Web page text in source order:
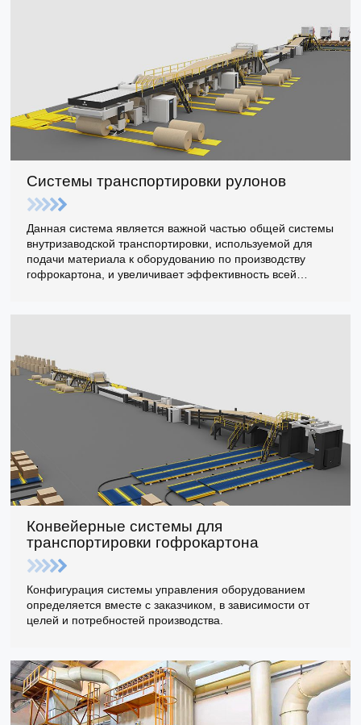
Системы транспортировки рулонов
Данная система является важной частью общей системы
внутризаводской транспортировки, используемой для
подачи материала к оборудованию по производству
гофрокартона, и увеличивает эффективность всей
Конвейерные системы для
транспортировки гофрокартона
Конфигурация системы управления оборудованием
определяется вместе с заказчиком, в зависимости от
целей и потребностей производства.